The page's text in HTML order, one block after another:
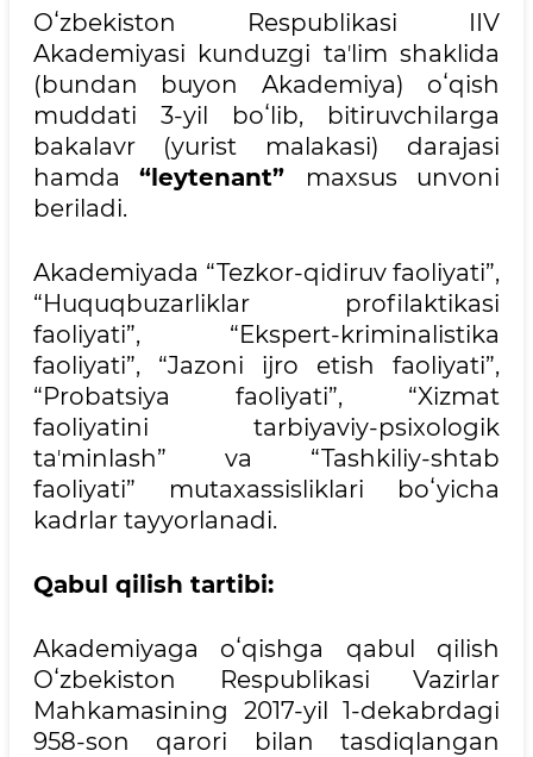
Oʻzbekiston Respublikasi IIV
Akademiyasi kunduzgi taʼlim shaklida
(bundan buyon Akademiya) oʻqish
muddati 3-yil boʻlib, bitiruvchilarga
bakalavr (yurist malakasi) darajasi
hamda“leytenant” maxsus unvoni
beriladi.
Akademiyada “Tezkor-qidiruv faoliyati”,
“Huquqbuzarliklar profilaktikasi
faoliyati”, “Ekspert-kriminalistika
faoliyati”, “Jazoni ijro etish faoliyati”,
“Probatsiya faoliyati”, “Xizmat
faoliyatini tarbiyaviy-psixologik
taʼminlash” va “Tashkiliy-shtab
faoliyati” mutaxassisliklari boʻyicha
kadrlar tayyorlanadi.
Qabul qilish tartibi:
Akademiyaga oʻqishga qabul qilish
Oʻzbekiston Respublikasi Vazirlar
Mahkamasining 2017-yil 1-dekabrdagi
958-son qarori bilan tasdiqlangan